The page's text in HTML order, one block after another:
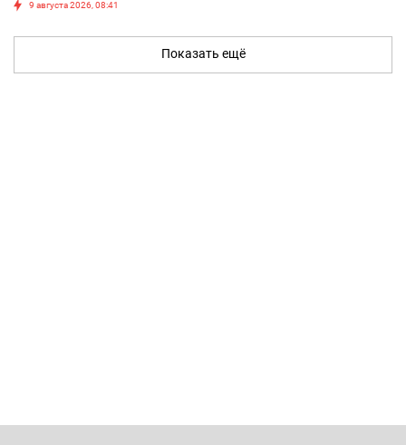
9 августа 2026, 08:41
Показать ещё